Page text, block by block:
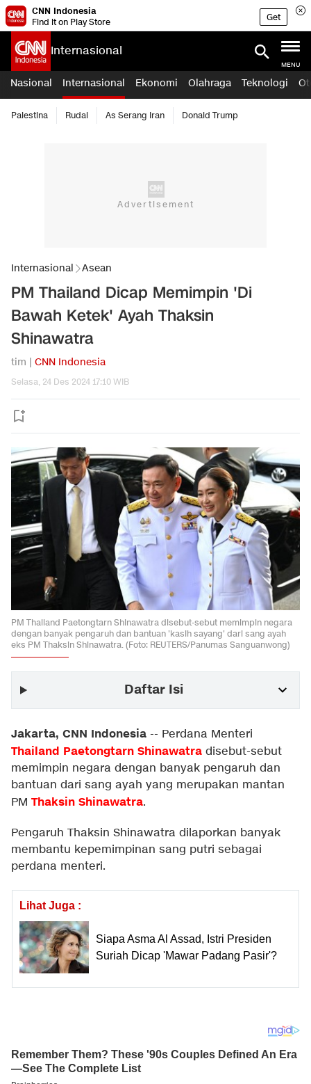
CNN Indonesia
Find it on Play Store
Get
Internasional
MENU
Nasional Internasional Ekonomi Olahraga Teknologi
Palestina Rudal As Serang Iran Donald Trump
Internasional Asean
PM Thailand Dicap Memimpin 'Di
Bawah Ketek' Ayah Thaksin
Shinawatra
tim | CNN Indonesia
Selasa, 24 Des 2024 17:10 WIB
PM Thailand Paetongtarn Shinawatra disebut-sebut memimpin negara
dengan banyak pengaruh dan bantuan 'kasih sayang' dari sang ayah
eks PM Thaksin Shinawatra. (Foto: REUTERS/Panumas Sanguanwong)
Daftar Isi
Jakarta, CNN Indonesia -- Perdana Menteri
Thailand Paetongtarn Shinawatra disebut-sebut
memimpin negara dengan banyak pengaruh dan
bantuan dari sang ayah yang merupakan mantan
PM Thaksin Shinawatra.
Pengaruh Thaksin Shinawatra dilaporkan banyak
membantu kepemimpinan sang putri sebagai
perdana menteri.
Lihat Juga :
Siapa Asma Al Assad, Istri Presiden
Suriah Dicap 'Mawar Padang Pasir'?